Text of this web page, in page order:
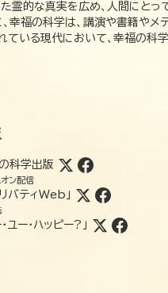
霊的な真実を広め、人間にと
幸福の科学は、講演や書籍や
いる現代において、幸福の科
科学出版
ン配信
リバティWeb」
・ユー・ハッピー?」